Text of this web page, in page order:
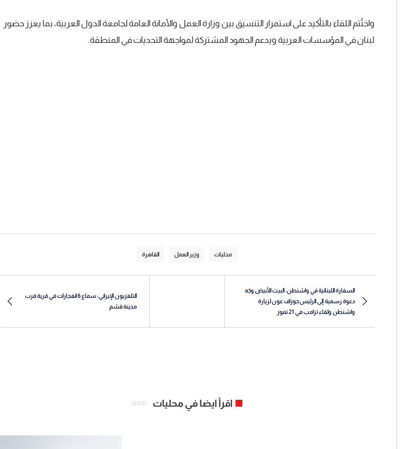
واختُتم اللقاء بالتأكيد على استمرار التنسيق بين وزارة العمل والأمانة العامة لجامعة الدول العربية، بما يعزز حضور
لبنان في المؤسسات العربية ويدعم الجهود المشتركة لمواجهة التحديات في المنطقة.
محليات وزير العمل القاهرة
السفارة اللبنانية في واشنطن: البيت الأبيض وجّه
دعوة رسمية إلى الرئيس جوزاف عون لزيارة
واشنطن ولقاء ترامب في 21 تموز
التلفزيون الإيراني: سماع 6 انفجارات في قرية قرب
مدينة قشم
اقرأ ايضا في محليات